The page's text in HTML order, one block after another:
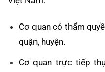
Cơ quan có thẩm
quận, huyện.
Cơ quan trực tiếp